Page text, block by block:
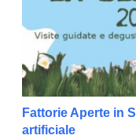
Fattorie Aperte in
artificiale